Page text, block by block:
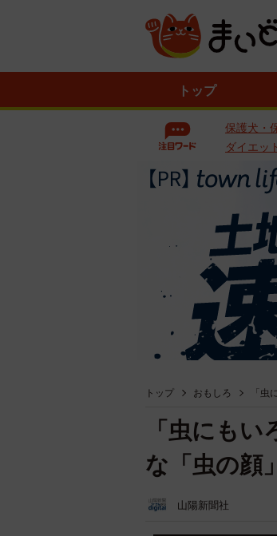
トップ
保護犬・
ダイエッ
トップ おもしろ 「虫
「虫にも
な「虫の顔
山陽新聞社